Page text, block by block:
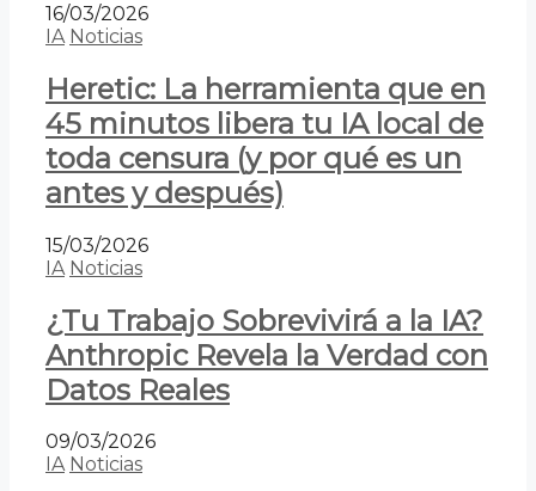
16/03/2026
IA Noticias
Heretic: La herramienta que en
45 minutos libera tu IA local de
toda censura (y por qué es un
antes y después)
15/03/2026
IA Noticias
¿Tu Trabajo Sobrevivirá a la IA?
Anthropic Revela la Verdad con
Datos Reales
09/03/2026
IA Noticias